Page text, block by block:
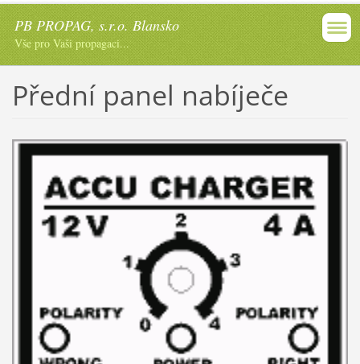
PB PROPAG, s.r.o. Blansko
Vše pro Vaši propagaci...
Přední panel nabíječe